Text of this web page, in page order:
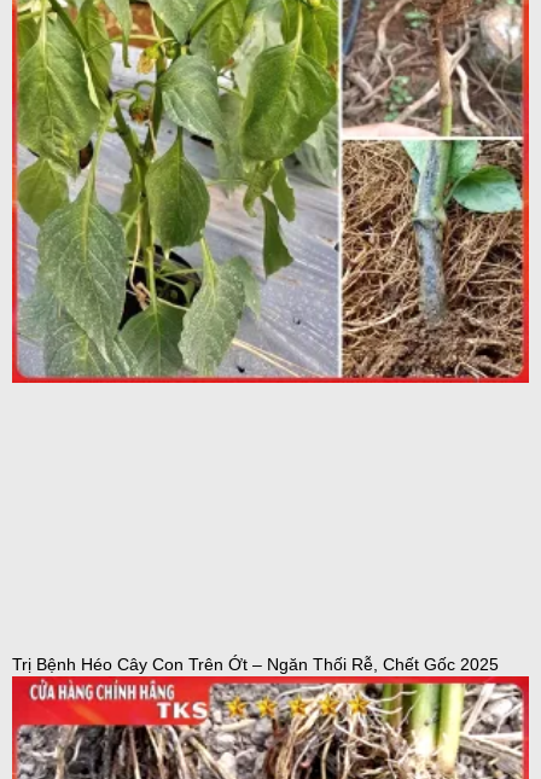
Trị Bệnh Héo Cây Con Trên Ớt – Ngăn Thối Rễ, Chết Gốc 2025